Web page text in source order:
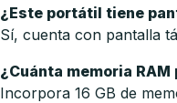
¿Este portátil tiene
Sí, cuenta con pantalla
¿Cuánta memoria RAM
Incorpora 16 GB de